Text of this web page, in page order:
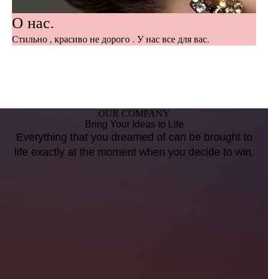
О нас.
Стильно , красиво не дорого . У нас все для вас.
OUR COMPANY
Bring Your Ideas to Life
Everything that you dreamed of can be brought to
life exactly at the moment when you decide to win.